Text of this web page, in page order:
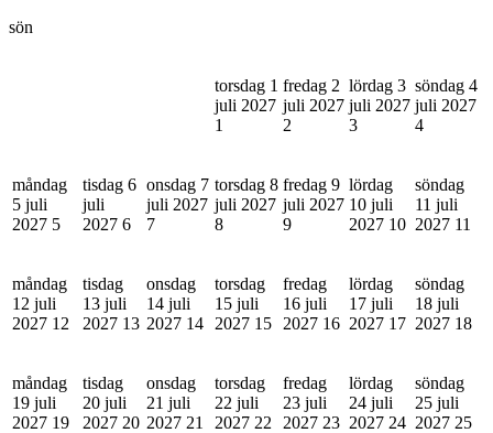
sön
torsdag 1
juli 2027
1
fredag 2
juli 2027
2
lördag 3
juli 2027
3
söndag 4
juli 2027
4
måndag
5 juli
2027 5
tisdag 6
juli
2027 6
onsdag 7
juli 2027
7
torsdag 8
juli 2027
8
fredag 9
juli 2027
9
lördag
10 juli
2027 10
söndag
11 juli
2027 11
måndag
12 juli
2027 12
tisdag
13 juli
2027 13
onsdag
14 juli
2027 14
torsdag
15 juli
2027 15
fredag
16 juli
2027 16
lördag
17 juli
2027 17
söndag
18 juli
2027 18
måndag
19 juli
2027 19
tisdag
20 juli
2027 20
onsdag
21 juli
2027 21
torsdag
22 juli
2027 22
fredag
23 juli
2027 23
lördag
24 juli
2027 24
söndag
25 juli
2027 25